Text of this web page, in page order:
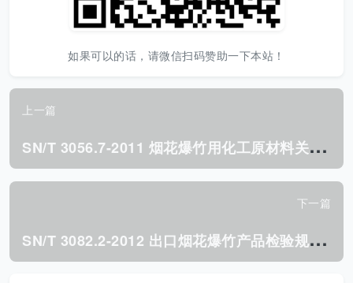
如果可以的话，请微信扫码赞助一下本站！
上一篇
S
N/T 3056.7-2011 烟花爆竹用化工原材料关键指标的测定 第7部分:硫酸铜.pdf
下一篇
S
N/T 3082.2-2012 出口烟花爆竹产品检验规范 第2部分:旋转升空类.pdf